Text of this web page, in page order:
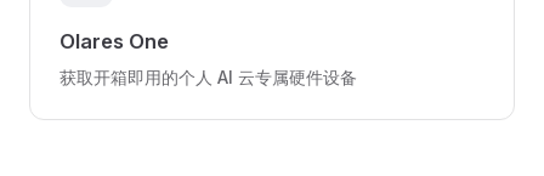
Olares One
获取开箱即用的个人 AI 云专属硬件设备